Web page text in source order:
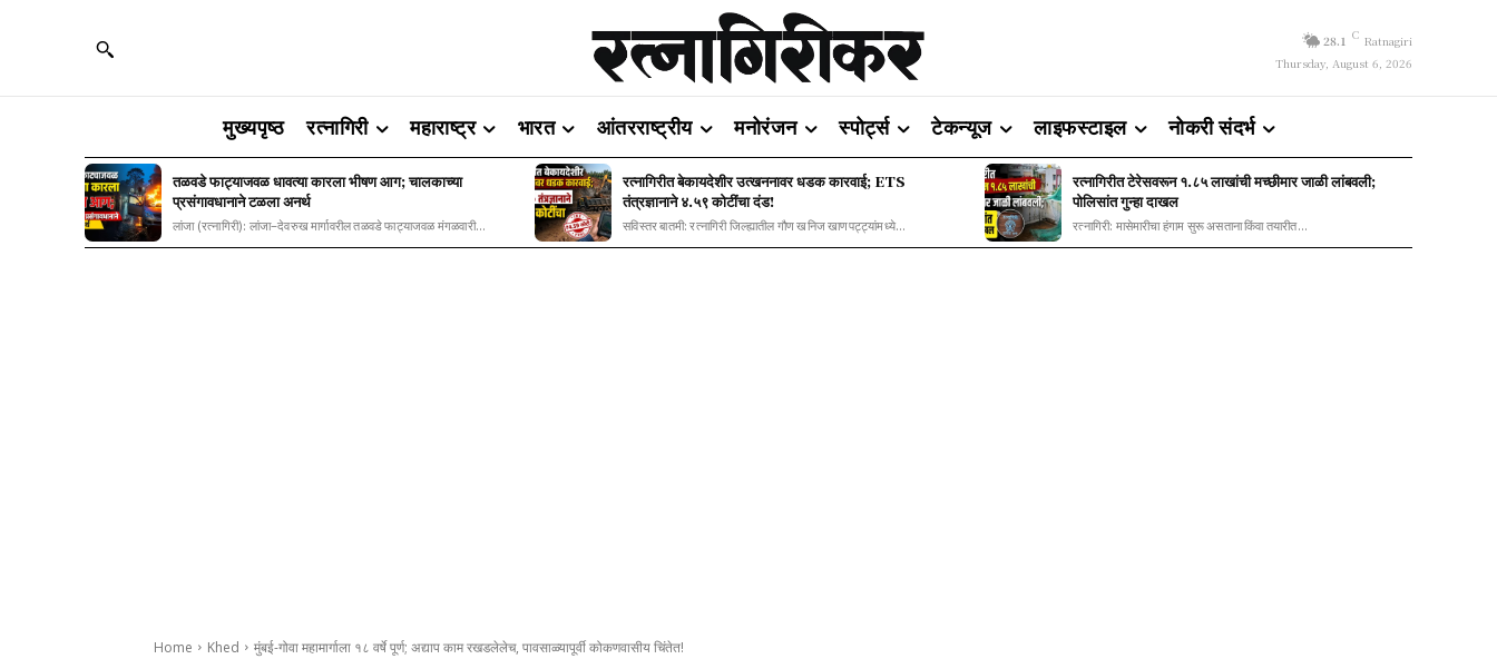
28.1 C Ratnagiri
Thursday, August 6, 2026
मुख्यपृष्ठ रत्नागिरी महाराष्ट्र भारत आंतरराष्ट्रीय मनोरंजन स्पोर्ट्स टेकन्यूज लाइफस्टाइल नोकरी संदर्भ
तळवडे फाट्याजवळ धावत्या कारला भीषण आग; चालकाच्या
प्रसंगावधानाने टळला अनर्थ
लांजा (रत्नागिरी): लांजा–देवरुख मार्गावरील तळवडे फाट्याजवळ मंगळवारी...
रत्नागिरीत बेकायदेशीर उत्खननावर धडक कारवाई; ETS
तंत्रज्ञानाने ४.५९ कोटींचा दंड!
सविस्तर बातमी: रत्नागिरी जिल्ह्यातील गौण खनिज खाणपट्ट्यांमध्ये...
रत्नागिरीत टेरेसवरून १.८५ लाखांची मच्छीमार जाळी लांबवली;
पोलिसांत गुन्हा दाखल
रत्नागिरी: मासेमारीचा हंगाम सुरू असताना किंवा तयारीत...
Home Khed मुंबई-गोवा महामार्गाला १८ वर्षे पूर्ण; अद्याप काम रखडलेलेच, पावसाळ्यापूर्वी कोकणवासीय चिंतेत!